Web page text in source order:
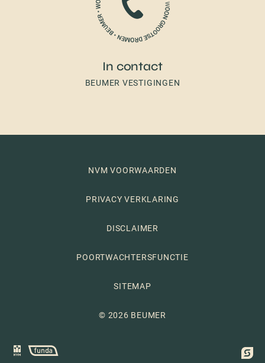
In contact
BEUMER VESTIGINGEN
NVM VOORWAARDEN
PRIVACY VERKLARING
DISCLAIMER
POORTWACHTERSFUNCTIE
SITEMAP
© 2026 BEUMER